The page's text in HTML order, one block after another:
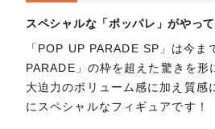
スペシャルな「ポッパレ」がやって
「POP UP PARADE SP」は今ま
PARADE」の枠を超えた驚きを形
大迫力のボリューム感に加え質感
にスペシャルなフィギュアです！